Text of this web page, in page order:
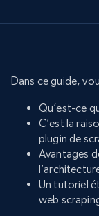
Dans ce guide,
Qu’est-ce
C’est la
plugin de
Avantages
Un tutoriel
web